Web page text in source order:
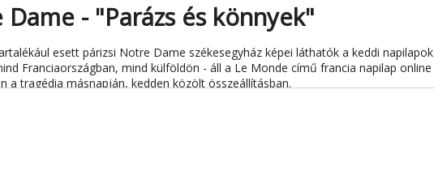
Dame - "Parázs és könnyek"
esett párizsi Notre Dame székesegyház képei láthatók a keddi napilapok
Franciaországban, mind külföldön - áll a Le Monde című francia napilap online
a tragédia másnapján, kedden közölt összeállításban.